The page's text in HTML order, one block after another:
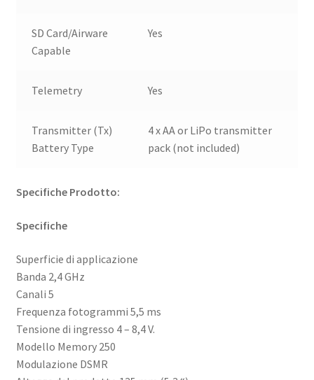
SD Card/Airware
Capable
Yes
Telemetry Yes
Transmitter (Tx)
Battery Type
4 x AA or LiPo transmitter
pack (not included)
Specifiche Prodotto:
Specifiche
Superficie di applicazione
Banda 2,4 GHz
Canali 5
Frequenza fotogrammi 5,5 ms
Tensione di ingresso 4 – 8,4 V.
Modello Memory 250
Modulazione DSMR